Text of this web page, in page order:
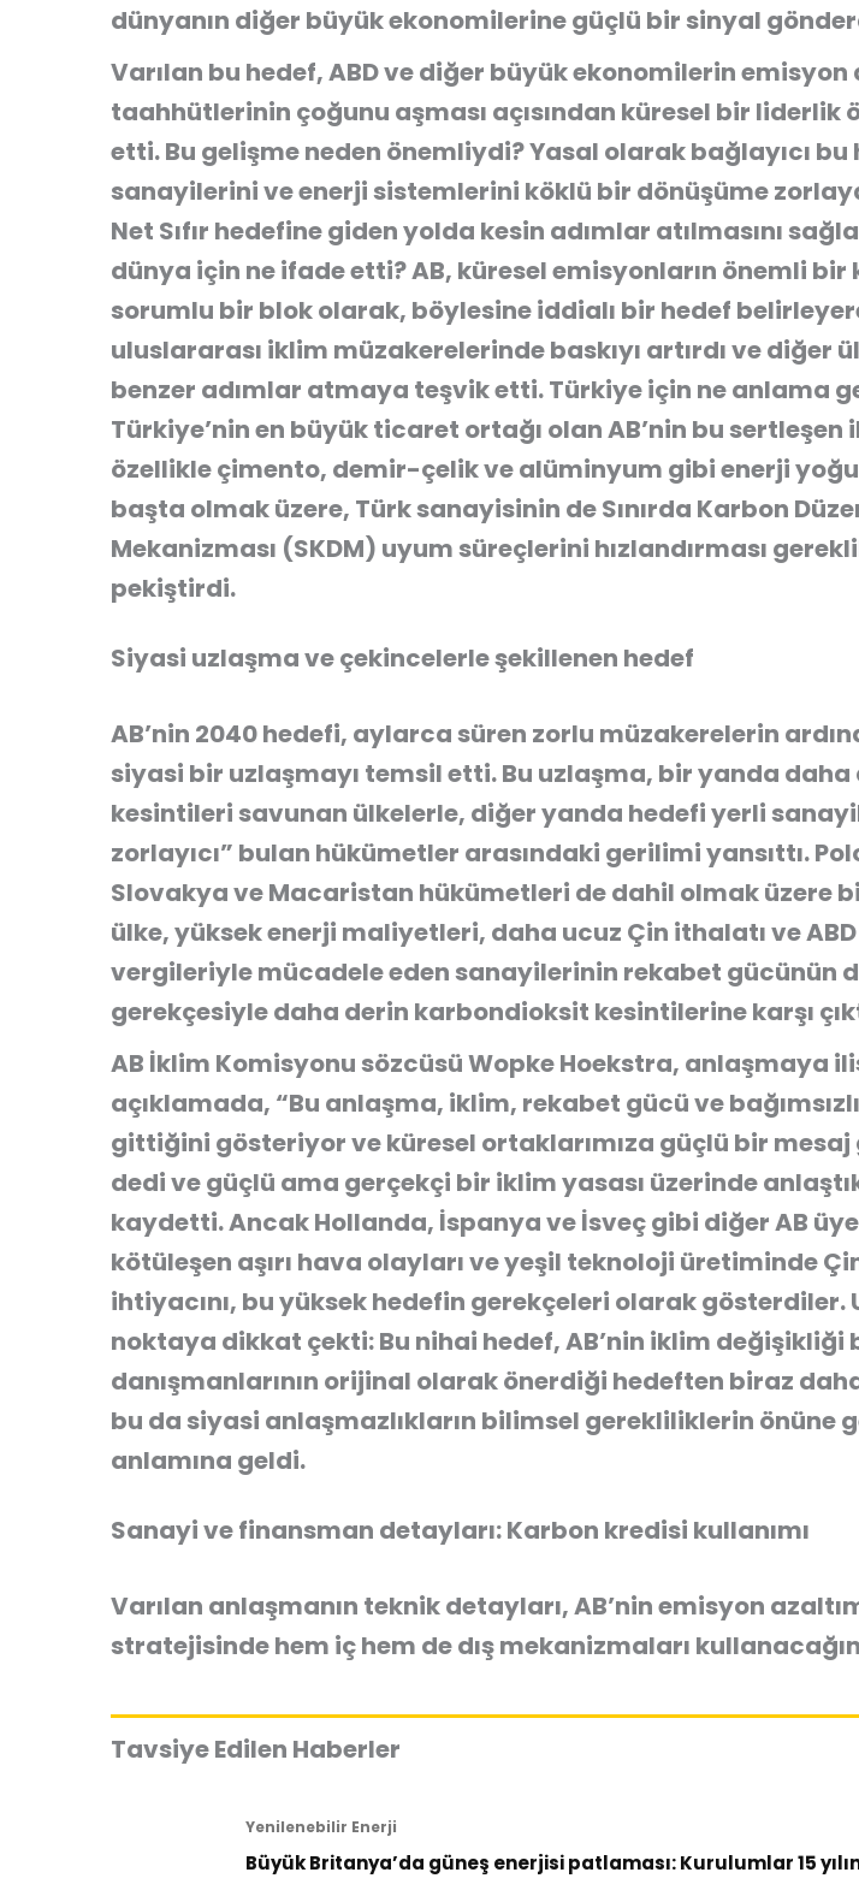
dünyanın diğer büyük ekonomilerine güçlü bir sinyal
Varılan bu hedef, ABD ve diğer büyük ekonomilerin
taahhütlerinin çoğunu aşması açısından küresel bir liderlik
etti.Bu gelişme neden önemliydi?Yasal olarak bağlayıcı bu
sanayilerini ve enerji sistemlerini köklü bir dönüşüme
Net Sıfır hedefine giden yolda kesin adımlar atılmasını
dünya için ne ifade etti?AB, küresel emisyonların önemli bir
sorumlu bir blok olarak, böylesine iddialı bir hedef
uluslararası iklim müzakerelerinde baskıyı artırdı ve diğer
benzer adımlar atmaya teşvik etti.Türkiye için ne anlama
Türkiye’nin en büyük ticaret ortağı olan AB’nin bu sertleşen
özellikle çimento, demir-çelik ve alüminyum gibi enerji
başta olmak üzere, Türk sanayisinin deSınırda Karbon
Mekanizması (SKDM) uyum süreçlerini hızlandırması
pekiştirdi.
Siyasi uzlaşma ve çekincelerle şekillenen hedef
AB’nin 2040 hedefi, aylarca süren zorlu müzakerelerin
siyasi bir uzlaşmayı temsil etti. Bu uzlaşma, bir yanda daha
kesintileri savunan ülkelerle, diğer yanda hedefi yerli
zorlayıcı” bulan hükümetler arasındaki gerilimi yansıttı.
Slovakya ve Macaristan hükümetleri de dahil olmak üzere
ülke, yüksek enerji maliyetleri, daha ucuz Çin ithalatı ve
vergileriyle mücadele eden sanayilerinin rekabet gücünün
gerekçesiyle daha derin karbondioksit kesintilerine karşı
AB İklim Komisyonu sözcüsüWopke Hoekstra, anlaşmaya
açıklamada, “Bu anlaşma, iklim, rekabet gücü ve
gittiğini gösteriyor ve küresel ortaklarımıza güçlü bir
dedi ve güçlü ama gerçekçi bir iklim yasası üzerinde
kaydetti. Ancak Hollanda, İspanya ve İsveç gibi diğer AB
kötüleşen aşırı hava olayları ve yeşil teknoloji üretiminde
ihtiyacını, bu yüksek hedefin gerekçeleri olarak gösterdiler.
noktaya dikkat çekti:Bu nihai hedef, AB’nin iklim değişikliği
danışmanlarının orijinal olarak önerdiği hedeften biraz
bu da siyasi anlaşmazlıkların bilimsel gerekliliklerin önüne
anlamına geldi.
Sanayi ve finansman detayları: Karbon kredisi kullanımı
Varılan anlaşmanın teknik detayları, AB’nin emisyon
stratejisinde hem iç hem de dış mekanizmaları
Tavsiye Edilen Haberler
Yenilenebilir Enerji
Büyük Britanya’da güneş enerjisi patlaması: Kurulumlar 15